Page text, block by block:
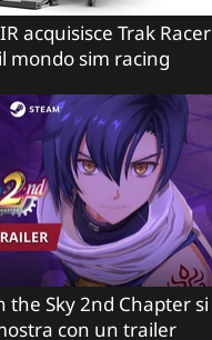
acquisisce Trak Racer
mondo sim racing
the Sky 2nd Chapter si
con un trailer